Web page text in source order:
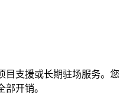
支援或长期驻场服务。您
开销。